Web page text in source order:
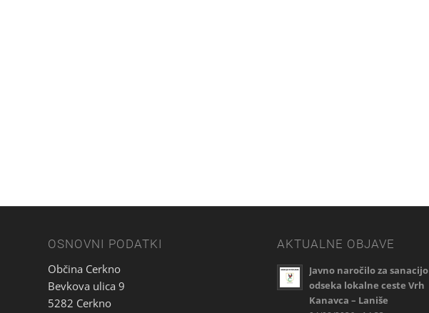
OSNOVNI PODATKI
Občina Cerkno
Bevkova ulica 9
5282 Cerkno
AKTUALNE OBJAVE
Javno naročilo za sanacijo
odseka lokalne ceste Vrh
Kanavca – Laniše